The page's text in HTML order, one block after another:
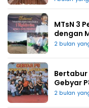
MTsN 3
dengan
2 bulan
Bertabur
Gebyar
2 bulan